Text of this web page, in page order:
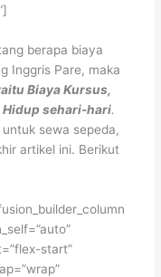
berapa biaya
Inggris Pare, maka
Biaya Kursus,
Hidup sehari-hari.
sewa sepeda,
artikel ini. Berikut
start”